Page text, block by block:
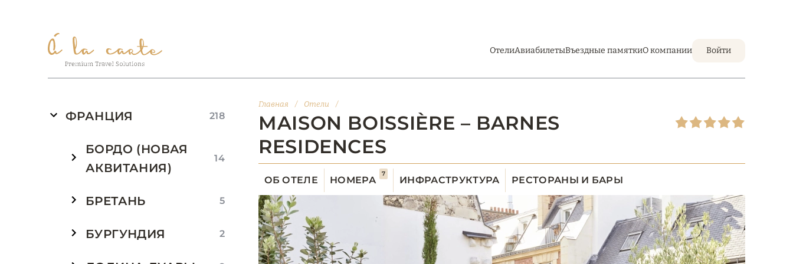
ОтелиАвиабилетыВъездные памяткиО компании Войти
ФРАНЦИЯ 218
БОРДО (НОВАЯ
АКВИТАНИЯ)
14
БРЕТАНЬ 5
БУРГУНДИЯ 2
Главная / Отели /
MAISON BOISSIÈRE – BARNES
RESIDENCES
ОБ ОТЕЛЕ НОМЕРА
7
ИНФРАСТРУКТУРА РЕСТОРАНЫ И БАРЫ